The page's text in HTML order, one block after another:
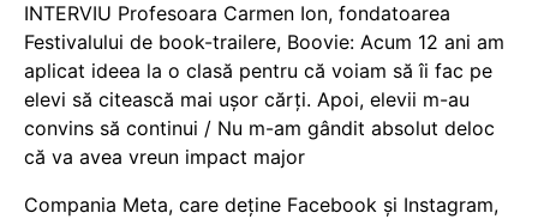
INTERVIU Profesoara Carmen Ion, fondatoarea
Festivalului de book-trailere, Boovie: Acum 12 ani am
aplicat ideea la o clasă pentru că voiam să îi fac pe
elevi să citească mai ușor cărți. Apoi, elevii m-au
convins să continui / Nu m-am gândit absolut deloc
că va avea vreun impact major
Compania Meta, care deține Facebook și Instagram,